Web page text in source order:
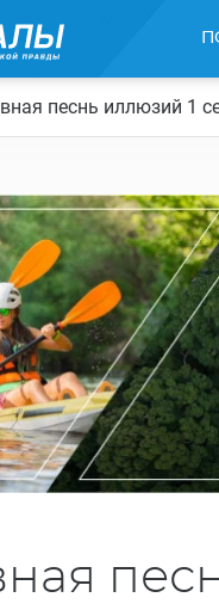
песнь иллюзий 1